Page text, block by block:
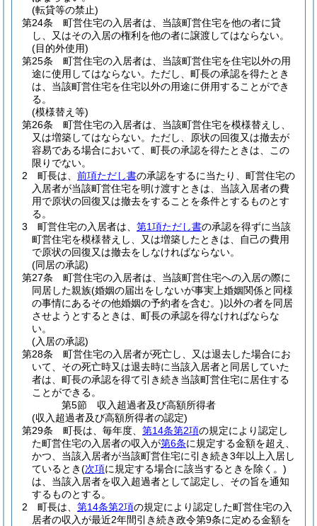
(転貸等の禁止)
第24条
町営住宅の入居者は、当該町営住宅を他の者に貸
し、又はその入居の権利を他の者に譲渡してはならない。
(目的外使用)
第25条
町営住宅の入居者は、当該町営住宅を住宅以外の用
途に使用してはならない。 ただし、町長の承認を得たとき
は、当該町営住宅を住宅以外の用途に併用することができ
る。
(模様替え等)
第26条
町営住宅の入居者は、当該町営住宅を模様替えし、
又は増築してはならない。 ただし、原状の回復又は撤去が
容易である場合において、町長の承認を得たときは、この
限りでない。
2
町長は、 前項ただし書の承認をするに当たり、町営住宅の
入居者が当該町営住宅を明け渡すときは、当該入居者の費
用で原状の回復又は撤去をすることを条件とするものとす
る。
3
町営住宅の入居者は、 第1項ただし書の承認を得ずに当該
町営住宅を模様替えし、又は増築したときは、自己の費用
で原状の回復又は撤去をしなければならない。
(同居の承認)
第27条
町営住宅の入居者は、当該町営住宅への入居の際に
同居した親族(婚姻の届出をしないが事実上婚姻関係と同様
の事情にあるその他婚姻の予約者を含む。)以外の者を同居
させようとするときは、町長の承認を得なければならな
い。
(入居の承認)
第28条
町営住宅の入居者が死亡し、又は退去した場合にお
いて、その死亡時又は退去時に当該入居者と同居していた
者は、町長の承認を得て引き続き当該町営住宅に居住する
ことができる。
第5節
収入超過者及び高額所得者
(収入超過者及び高額所得者の認定)
第29条
町長は、毎年度、 第14条第2項の規定により認定し
た町営住宅の入居者の収入が第6条に規定する金額を超え、
かつ、当該入居者が当該町営住宅に引き続き3年以上入居し
ているとき(次項に規定する場合に該当するときを除く。)
は、当該入居者を収入超過者として認定し、その旨を通知
するものとする。
2
町長は、 第14条第2項の規定により認定した町営住宅の入
居者の収入が最近2年間引き続き政令第9条に定める金額を